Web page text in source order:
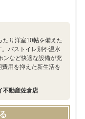
たり洋室10帖を備えた
バストイレ別や温水
ンなど快適な設備が充
用を抑えた新生活を
不動産佐倉店